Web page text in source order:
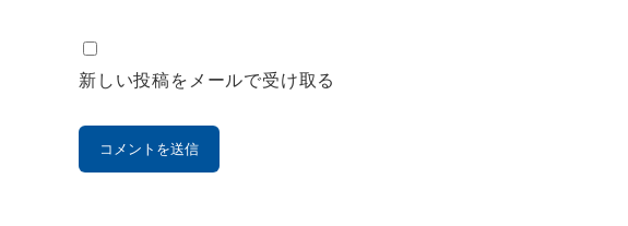
新しい投稿をメールで受け取る